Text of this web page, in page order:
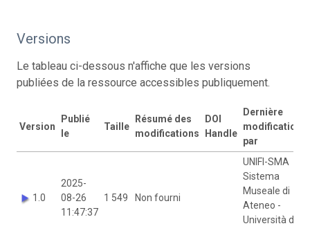
Versions
Le tableau ci-dessous n'affiche que les versions
publiées de la ressource accessibles publiquement.
Version
Publié
le
Taille
Résumé des
modifications
DOI
Handle
Dernière
modification
par
1.0
2025-
08-26
11:47:37
1 549 Non fourni
UNIFI-SMA
Sistema
Museale di
Ateneo -
Università di